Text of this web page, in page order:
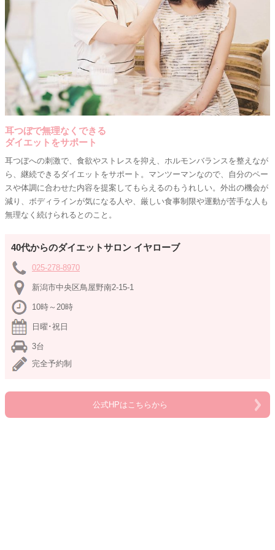
耳つぼで無理なくできる
ダイエットをサポート
耳つぼへの刺激で、食欲やストレスを抑え、ホルモンバランスを整えなが
ら、継続できるダイエットをサポート。マンツーマンなので、自分のペー
スや体調に合わせた内容を提案してもらえるのもうれしい。外出の機会が
減り、ボディラインが気になる人や、厳しい食事制限や運動が苦手な人も
無理なく続けられるとのこと。
40代からのダイエットサロン イヤローブ
025-278-8970
新潟市中央区鳥屋野南2-15-1
10時～20時
日曜･祝日
3台
完全予約制
公式HPはこちらから